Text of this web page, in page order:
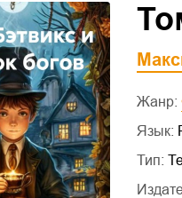
Жанр:
Язык:
Тип: